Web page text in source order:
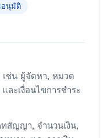
อนุมัติ
ช่น ผู้จัดหา, หมวด
ละเงื่อนไขการชำระ
ทสัญญา, จำนวนเงิน,